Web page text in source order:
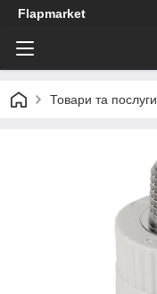
Flapmarket
Товари та послуги